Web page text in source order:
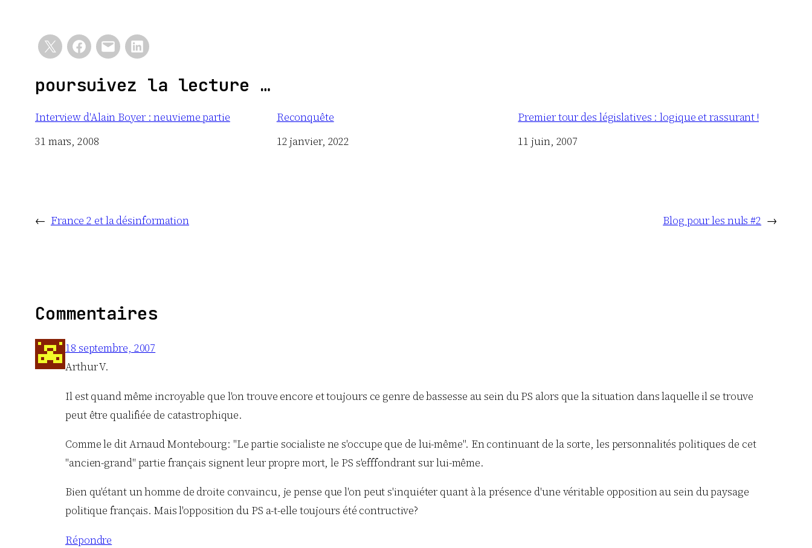
poursuivez la lecture …
Interview d'Alain Boyer : neuvieme partie
Date
31 mars, 2008
Reconquête
Date
12 janvier, 2022
Premier tour des législatives : logique et rassurant !
Date
11 juin, 2007
← France 2 et la désinformation Blog pour les nuls #2 →
Commentaires
18 septembre, 2007
Arthur V.
Il est quand même incroyable que l'on trouve encore et toujours ce genre de bassesse au sein du PS alors que la situation dans laquelle il se trouve
peut être qualifiée de catastrophique.
Comme le dit Arnaud Montebourg: "Le partie socialiste ne s'occupe que de lui-même". En continuant de la sorte, les personnalités politiques de cet
"ancien-grand" partie français signent leur propre mort, le PS s'efffondrant sur lui-même.
Bien qu'étant un homme de droite convaincu, je pense que l'on peut s'inquiéter quant à la présence d'une véritable opposition au sein du paysage
politique français. Mais l'opposition du PS a-t-elle toujours été contructive?
Répondre